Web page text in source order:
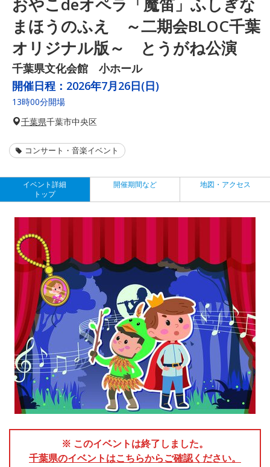
まほうのふえ ～二期会BLOC千葉
オリジナル版～ とうがね公演
千葉県文化会館 小ホール
開催日程： 2026年7月26日(日)
13時00分開場
千葉県千葉市中央区
コンサート・音楽イベント
イベント詳細
トップ
開催期間など 地図・アクセス
※ このイベントは終了しました。
千葉県のイベントはこちらからご確認ください。